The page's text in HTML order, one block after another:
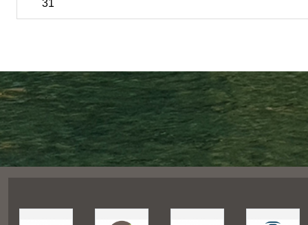
31